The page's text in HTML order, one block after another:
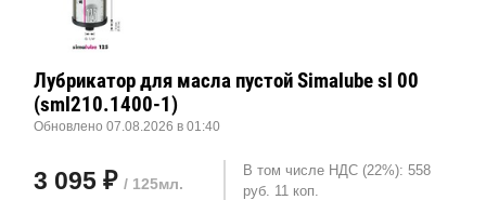
Лубрикатор для масла пустой Simalube sl 00
(sml210.1400-1)
Обновлено 07.08.2026 в 01:40
3 095 ₽ / 125мл.
В том числе НДС (22%): 558
руб. 11 коп.